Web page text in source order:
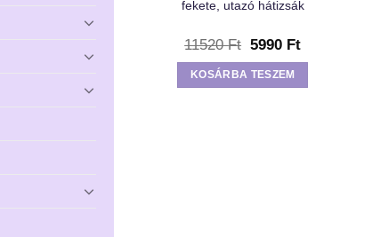
fekete, utazó hátizsák
11520Ft Original
price
was:
11520 Ft.
5990 FtCurrent
price
5990 Ft.
KOSÁRBA TESZEM